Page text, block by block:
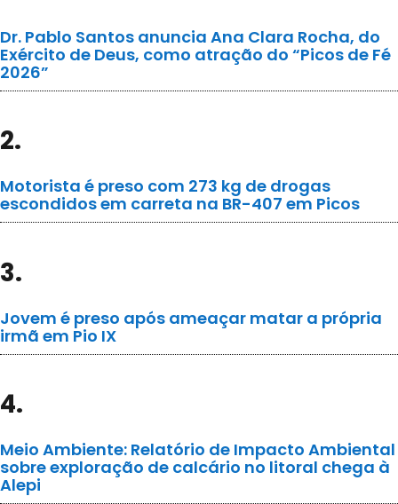
Dr. Pablo Santos anuncia Ana Clara Rocha, do
Exército de Deus, como atração do “Picos de Fé
2026”
2.
Motorista é preso com 273 kg de drogas
escondidos em carreta na BR-407 em Picos
3.
Jovem é preso após ameaçar matar a própria
irmã em Pio IX
4.
Meio Ambiente: Relatório de Impacto Ambiental
sobre exploração de calcário no litoral chega à
Alepi